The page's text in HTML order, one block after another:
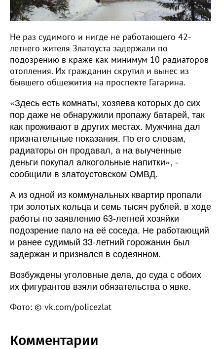
Не раз судимого и нигде не работающего 42-
летнего жителя Златоуста задержали по
подозрению в краже как минимум 10 радиаторов
отопления. Их гражданин скрутил и вынес из
бывшего общежития на проспекте Гагарина.
«Здесь есть комнаты, хозяева которых до сих
пор даже не обнаружили пропажу батарей, так
как проживают в других местах. Мужчина дал
признательные показания. По его словам,
радиаторы он продавал, а на выученные
деньги покупал алкогольные напитки», -
сообщили в златоустовском ОМВД.
А из одной из коммунальных квартир пропали
три золотых кольца и семь тысяч рублей. в ходе
работы по заявлению 63-летней хозяйки
подозрение пало на её соседа. Не работающий
и ранее судимый 33-летний горожанин был
задержан и признался в содеянном.
Возбуждены уголовные дела, до суда с обоих
их фигурантов взяли обязательства о явке.
Фото: © vk.com/policezlat
Комментарии